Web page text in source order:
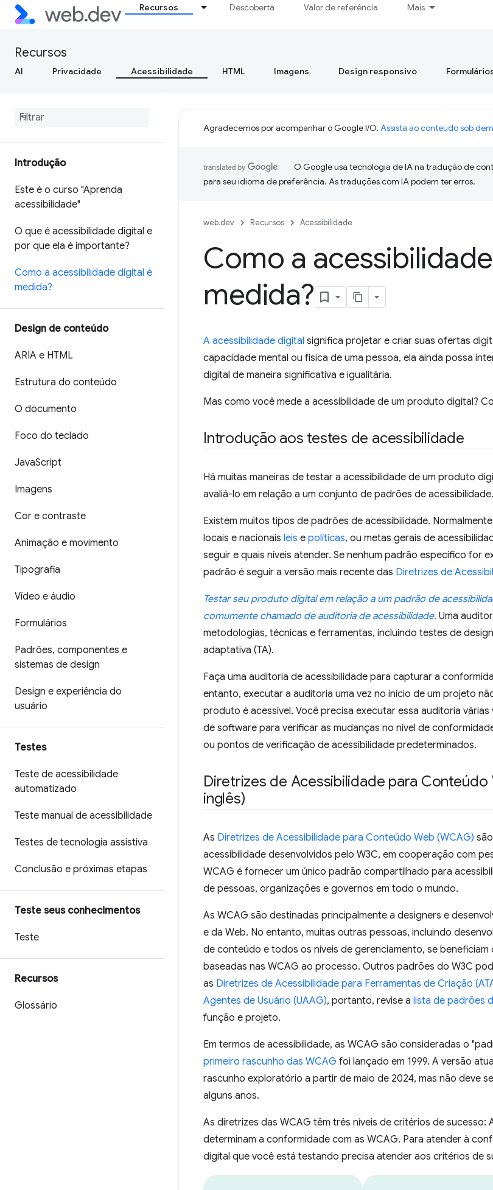
Recursos Descoberta Valor de referência Mais
Recursos
AI Privacidade Acessibilidade HTML Imagens Design responsivo
Introdução
Este é o curso "Aprenda
acessibilidade"
O que é acessibilidade digital e
por que ela é importante?
Como a acessibilidade digital é
medida?
Design de conteúdo
ARIA e HTML
Estrutura do conteúdo
O documento
Foco do teclado
JavaScript
Imagens
Cor e contraste
Animação e movimento
Tipografia
Vídeo e áudio
Formulários
Padrões, componentes e
sistemas de design
Design e experiência do
usuário
Testes
Teste de acessibilidade
automatizado
Teste manual de acessibilidade
Testes de tecnologia assistiva
Conclusão e próximas etapas
Teste seus conhecimentos
Teste
Recursos
Glossário
Agradecemos por acompanhar o Google I/O. Assista ao conteúdo sob
O Google usa tecnologia de IA na tradução de
para seu idioma de preferência. As traduções com IA podem ter erros.
web.dev Recursos Acessibilidade
Como a
medida?
A acessibilidade digital significa projetar e criar suas ofertas
capacidade mental ou física de uma pessoa, ela ainda possa
digital de maneira significativa e igualitária.
Mas como você mede a acessibilidade de um produto digital?
Introdução aos testes de acessibilidade
Há muitas maneiras de testar a acessibilidade de um produto
avaliá-lo em relação a um conjunto de padrões de acessibilidade.
Existem muitos tipos de padrões de acessibilidade.
locais e nacionais leis e políticas, ou metas gerais de
seguir e quais níveis atender. Se nenhum padrão específico for
padrão é seguir a versão mais recente das Diretrizes de
Testar seu produto digital em relação a um padrão de
comumente chamado de auditoria de acessibilidade. Uma
metodologias, técnicas e ferramentas, incluindo testes de
adaptativa (TA).
Faça uma auditoria de acessibilidade para capturar a
entanto, executar a auditoria uma vez no início de um projeto
produto é acessível. Você precisa executar essa auditoria
de software para verificar as mudanças no nível de
ou pontos de verificação de acessibilidade predeterminados.
Diretrizes de Acessibilidade para Conteúdo
inglês)
As Diretrizes de Acessibilidade para Conteúdo Web (WCAG)
acessibilidade desenvolvidos pelo W3C, em cooperação com
WCAG é fornecer um único padrão compartilhado para
de pessoas, organizações e governos em todo o mundo.
As WCAG são destinadas principalmente a designers e
e da Web. No entanto, muitas outras pessoas, incluindo
de conteúdo e todos os níveis de gerenciamento, se
baseadas nas WCAG ao processo. Outros padrões do W3C
as Diretrizes de Acessibilidade para Ferramentas de Criação
Agentes de Usuário (UAAG), portanto, revise a lista de padrões
função e projeto.
Em termos de acessibilidade, as WCAG são consideradas o
primeiro rascunho das WCAG foi lançado em 1999. A versão
rascunho exploratório a partir de maio de 2024, mas não deve
alguns anos.
As diretrizes das WCAG têm três níveis de critérios de sucesso:
determinam a conformidade com as WCAG. Para atender à
digital que você está testando precisa atender aos critérios de